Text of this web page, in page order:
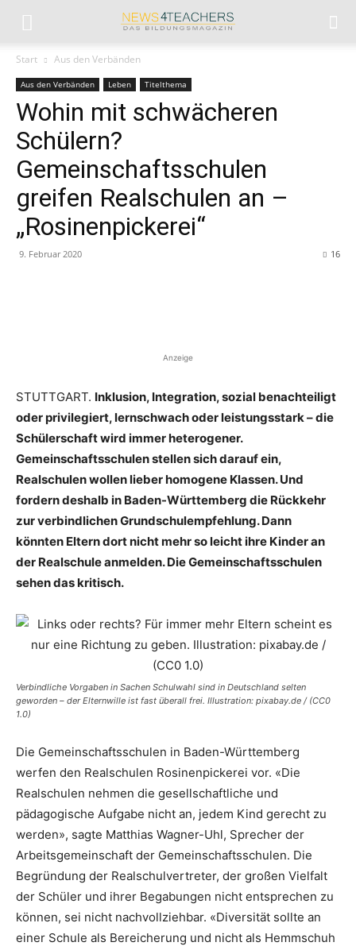
Start Aus den Verbänden
Aus den Verbänden Leben Titelthema
Wohin mit schwächeren
Schülern?
Gemeinschaftsschulen
greifen Realschulen an –
„Rosinenpickerei“
9. Februar 2020 16
Anzeige
STUTTGART. Inklusion, Integration, sozial benachteiligt
oder privilegiert, lernschwach oder leistungsstark – die
Schülerschaft wird immer heterogener.
Gemeinschaftsschulen stellen sich darauf ein,
Realschulen wollen lieber homogene Klassen. Und
fordern deshalb in Baden-Württemberg die Rückkehr
zur verbindlichen Grundschulempfehlung. Dann
könnten Eltern dort nicht mehr so leicht ihre Kinder an
der Realschule anmelden. Die Gemeinschaftsschulen
sehen das kritisch.
Verbindliche Vorgaben in Sachen Schulwahl sind in Deutschland selten
geworden – der Elternwille ist fast überall frei. Illustration: pixabay.de / (CC0
1.0)
Die Gemeinschaftsschulen in Baden-Württemberg
werfen den Realschulen Rosinenpickerei vor. «Die
Realschulen nehmen die gesellschaftliche und
pädagogische Aufgabe nicht an, jedem Kind gerecht zu
werden», sagte Matthias Wagner-Uhl, Sprecher der
Arbeitsgemeinschaft der Gemeinschaftsschulen. Die
Begründung der Realschulvertreter, der großen Vielfalt
der Schüler und ihrer Begabungen nicht entsprechen zu
können, sei nicht nachvollziehbar. «Diversität sollte an
einer Schule als Bereicherung und nicht als Hemmschuh